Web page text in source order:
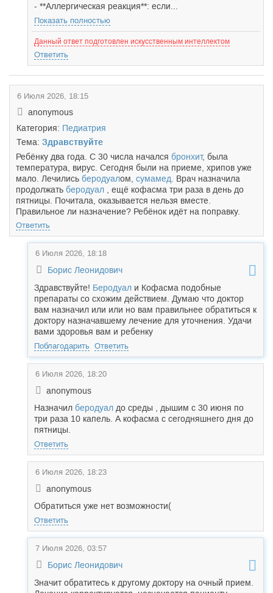
- **Аллергическая реакция**: если...
Показать полностью
Данный ответ подготовлен искусственным интеллектом
Ответить
6 Июля 2026, 18:15
anonymous
Категория: Педиатрия
Тема: Здравствуйте
Ребёнку два года. С 30 числа начался бронхит, была
температура, вирус. Сегодня были на приеме, хрипов уже
мало. Лечились беродуалом, сумамед . Врач назначила
продолжать беродуал , ещё кофасма три раза в день до
пятницы. Почитала, оказывается нельзя вместе.
Правильное ли назначение? Ребёнок идёт на поправку.
Ответить
6 Июля 2026, 18:18
Борис Леонидович
Здравствуйте! Беродуал и Кофасма подобные
препараты со схожим действием. Думаю что доктор
вам назначил или или но вам правильнее обратиться к
доктору назначавшему лечение для уточнения. Удачи
вами здоровья вам и ребенку
Поблагодарить Ответить
6 Июля 2026, 18:20
anonymous
Назначил беродуал до среды , дышим с 30 июня по
три раза 10 капель. А кофасма с сегодняшнего дня до
пятницы.
Ответить
6 Июля 2026, 18:23
anonymous
Обратиться уже нет возможности(
Ответить
7 Июля 2026, 03:57
Борис Леонидович
Значит обратитесь к другому доктору на очный прием.